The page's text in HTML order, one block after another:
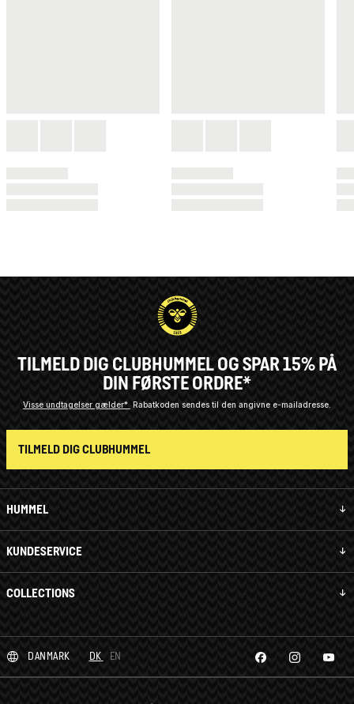
HUMMEL
KUNDESERVICE
COLLECTIONS
TILMELD DIG CLUBHUMMEL OG SPAR 15% PÅ
DIN FØRSTE ORDRE*
Visse undtagelser gælder* Rabatkoden sendes til den angivne e-mailadresse.
TILMELD DIG CLUBHUMMEL
DANMARK DK EN